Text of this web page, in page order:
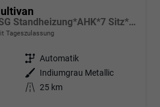
Business 2.0 TDI, DSG Standheizung*AHK*7 Sitz*NAVI*Android Auto*SHZ*Matrix*17"*Kamera*3Z Klimaauto*
Tageszulassung
Getriebe Automatik
Außenfarbe
Indiumgrau Metallic
Kilometerstand 25 km